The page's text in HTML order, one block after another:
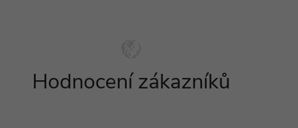
Hodnocení zákazníků